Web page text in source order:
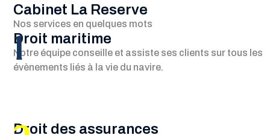
Cabinet La Reserve
Nos services en quelques mots
Droit maritime
Notre équipe conseille et assiste ses clients sur tous les
évènements liés à la vie du navire.
1
Droit des assurances